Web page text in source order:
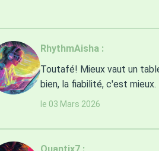
RhythmAisha :
Toutafé! Mieux vaut un
bien, la fiabilité, c'est mieux.
le 03 Mars 2026